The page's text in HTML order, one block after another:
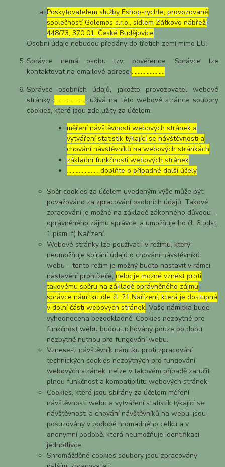
Poskytovatelem služby Eshop-rychle, provozované
společností Golemos s.r.o., sídlem Zátkovo nábřeží
448/73, 370 01, České Budějovice
Osobní údaje nebudou předány do třetích zemí mimo EU.
Správce nemá osobu tzv. pověřence. Správce lze
kontaktovat na emailové adrese………………….
Správce osobních údajů, jakožto provozovatel webové
stránky …………………, užívá na této webové stránce soubory
cookies, které jsou zde užity za účelem:
měření návštěvnosti webových stránek a
vytváření statistik týkající se návštěvnosti a
chování návštěvníků na webových stránkách
základní funkčnosti webových stránek
………………… doplňte o případné další účely
Sběr cookies za účelem uvedeným výše může být
považováno za zpracování osobních údajů. Takové
zpracování je možné na základě zákonného důvodu -
oprávněného zájmu správce, a umožňuje ho čl. 6 odst.
1 písm. f) Nařízení.
Webové stránky lze používat i v režimu, který
neumožňuje sbírání údajů o chování návštěvníků
webu – tento režim je možný buďto nastavit v rámci
nastavení prohlížeče,nebo je možné vznést proti
takovému sběru na základě oprávněného zájmu
správce námitku dle čl. 21 Nařízení, která je dostupná
v dolní části webových stránek. Vaše námitka bude
vyhodnocena bezodkladně. Cookies nezbytné pro
funkčnost webu budou uchovány pouze po dobu
nezbytně nutnou pro fungování webu.
Vznese-li návštěvník námitku proti zpracování
technických cookies nezbytných pro fungování
webových stránek, nelze v takovém případě zaručit
plnou funkčnost a kompatibilitu webových stránek.
Cookies, které jsou sbírány za účelem měření
návštěvnosti webu a vytváření statistik týkající se
návštěvnosti a chování návštěvníků na webu, jsou
posuzovány v podobě hromadného celku a v
anonymní podobě, která neumožňuje identifikaci
jednotlivce.
Shromážděné cookies soubory jsou zpracovány